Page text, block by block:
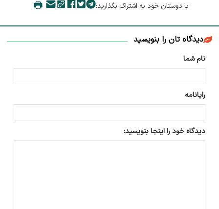
با دوستان خود به اشتراک بگذارید:
دیدگاه تان را بنویسید
نام شما
رایانامه
دیدگاه خود را اینجا بنویسید: